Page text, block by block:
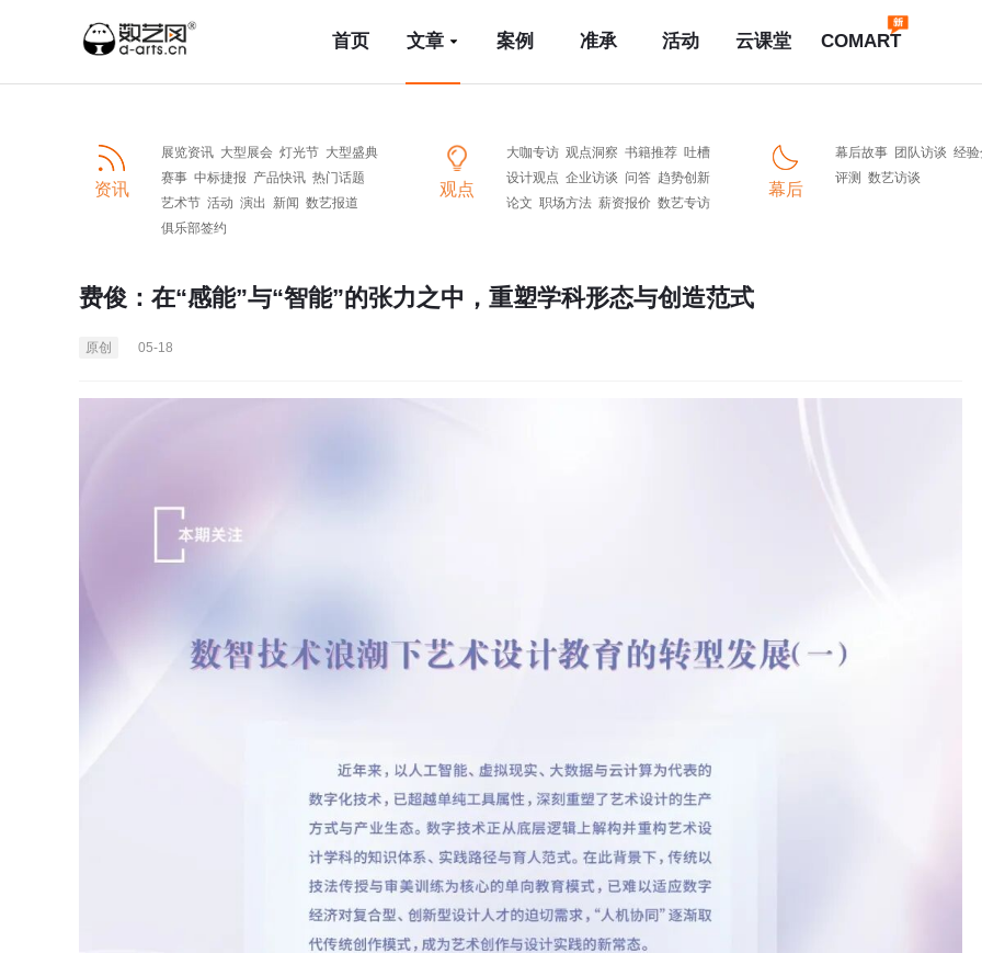
首页 文章 案例 准承 活动 云课堂 COMART
资讯
展览资讯 大型展会 灯光节 大型盛典
赛事 中标捷报 产品快讯 热门话题
艺术节 活动 演出 新闻 数艺报道
俱乐部签约
观点
大咖专访 观点洞察 书籍推荐 吐槽
设计观点 企业访谈 问答 趋势创新
论文 职场方法 薪资报价 数艺专访
幕后
幕后故事 团队访谈 经
评测 数艺访谈
费俊：在“感能”与“智能”的张力之中，重塑学科形态与创造范式
原创 05-18